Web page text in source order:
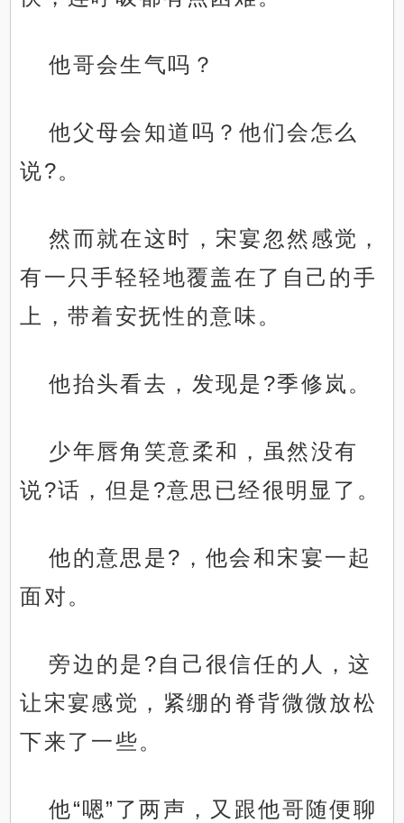
他哥会生气吗？
他父母会知道吗？他们会怎么
说?。
然而就在这时，宋宴忽然感觉，
有一只手轻轻地覆盖在了自己的手
上，带着安抚性的意味。
他抬头看去，发现是?季修岚。
少年唇角笑意柔和，虽然没有
说?话，但是?意思已经很明显了。
他的意思是?，他会和宋宴一起
面对。
旁边的是?自己很信任的人，这
让宋宴感觉，紧绷的脊背微微放松
下来了一些。
他“嗯”了两声，又跟他哥随便聊